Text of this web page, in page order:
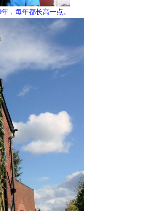
，每年都长高一点。